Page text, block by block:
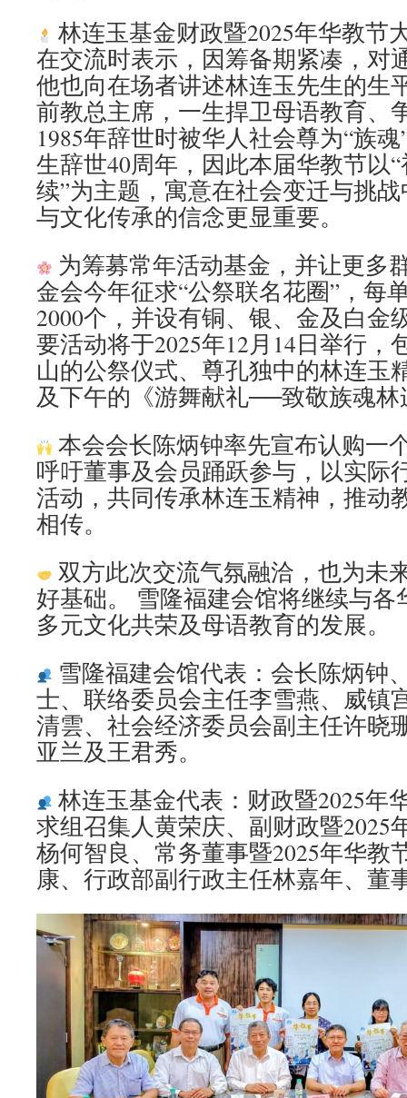
林连玉基金财政暨2025年华教节
在交流时表示，因筹备期紧凑，对
他也向在场者讲述林连玉先生的生
前教总主席，一生捍卫母语教育、
1985年辞世时被华人社会尊为“族
生辞世40周年，因此本届华教节以“
续”为主题，寓意在社会变迁与挑
与文化传承的信念更显重要。
为筹募常年活动基金，并让更多
金会今年征求“公祭联名花圈”，每
2000个，并设有铜、银、金及白金
要活动将于2025年12月14日举行，
山的公祭仪式、尊孔独中的林连玉
及下午的《游舞献礼──致敬族魂
本会会长陈炳钟率先宣布认购一
呼吁董事及会员踊跃参与，以实际
活动，共同传承林连玉精神，推动
相传。
双方此次交流气氛融洽，也为未
好基础。 雪隆福建会馆将继续与
多元文化共荣及母语教育的发展。
雪隆福建会馆代表：会长陈炳钟
士、联络委员会主任李雪燕、⁠威镇
清雲、社会经济委员会副主任许晓
亚兰及王君秀。
林连玉基金代表：财政暨2025年
求组召集人黄荣庆、副财政暨2025
杨何智良、常务董事暨2025年华教
康、行政部副行政主任林嘉年、董